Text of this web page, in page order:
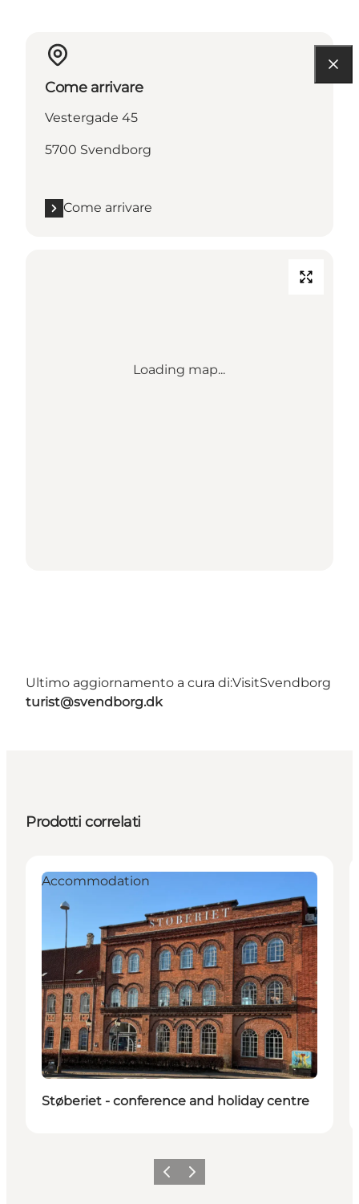
Come arrivare
Vestergade 45
5700 Svendborg
Come arrivare
Loading map...
Ultimo aggiornamento a cura di:VisitSvendborg
turist@svendborg.dk
Prodotti correlati
Sostenibile
Accommodation
Støberiet - conference and holiday centre
Precedente
Avanti